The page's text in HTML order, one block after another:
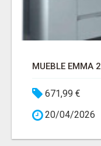
MUEBLE EMMA
671,99 €
20/04/2026